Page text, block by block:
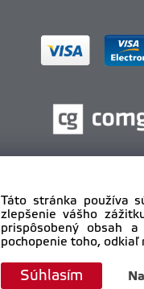
Táto stránka používa
zlepšenie vášho
prispôsobený obsah
pochopenie toho, odkiaľ
Súhlasím